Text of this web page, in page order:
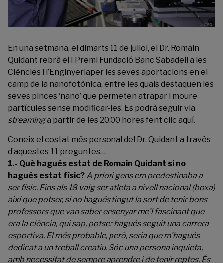
En una setmana, el dimarts 11 de juliol, el Dr. Romain
Quidant rebrà el I Premi Fundació Banc Sabadell a les
Ciències i l’Enginyeriaper les seves aportacions en el
camp de la nanofotònica, entre les quals destaquen les
seves pinces ‘nano’ que permeten atrapar i moure
partícules sense modificar-les. Es podrà seguir via
streaminga partir de les 20:00 hores fent clic aquí.
Coneix el costat més personal del Dr. Quidant a través
d’aquestes 11 preguntes…
1.- Què hagués estat de Romain Quidant si no
hagués estat físic? A priori gens em predestinaba a
ser físic. Fins als 18 vaig ser atleta a nivell nacional (boxa)
així que potser, si no hagués tingut la sort de tenir bons
professors que van saber ensenyar me’l fascinant que
era la ciència, qui sap, potser hagués seguit una carrera
esportiva. El més probable, però, seria que m’hagués
dedicat a un treball creatiu. Sóc una persona inquieta,
amb necessitat de sempre aprendre i de tenir reptes. És